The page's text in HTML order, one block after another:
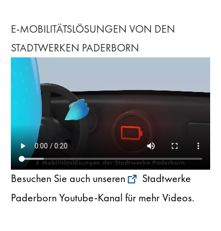
E-MOBILITÄTSLÖSUNGEN VON DEN
STADTWERKEN PADERBORN
Besuchen Sie auch unseren
Stadtwerke
Paderborn Youtube-Kanal für mehr Videos.